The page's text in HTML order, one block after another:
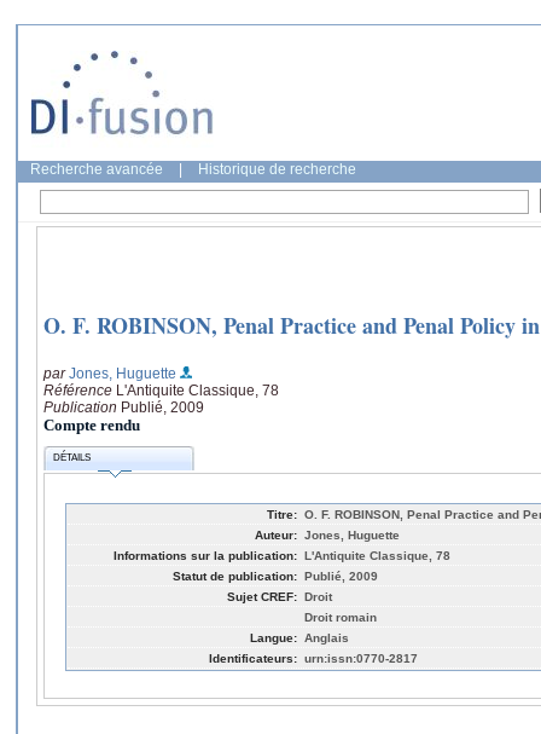
Recherche avancée Historique de recherche
O. F. ROBINSON, Penal Practice and Penal Policy
parJones, Huguette
Référence L'Antiquite Classique, 78
Publication Publié, 2009
Compte rendu
DÉTAILS
Titre: O. F. ROBINSON, Penal Practice and
Auteur: Jones, Huguette
Informations sur la publication: L'Antiquite Classique, 78
Statut de publication: Publié, 2009
Sujet CREF: Droit
Droit romain
Langue: Anglais
Identificateurs: urn:issn:0770-2817